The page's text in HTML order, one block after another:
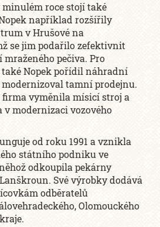
roce stojí také
například rozšířily
v Hrušové na
se jim podařilo zefektivnit
pečiva. Pro
Nopek pořídil náhradní
tamní prodejnu.
firma vyměnila mísicí stroj a
v modernizaci vozového
od roku 1991 a vznikla
státního podniku ve
odkoupila pekárny
Své výrobky dodává
odběratelů
Olomouckého